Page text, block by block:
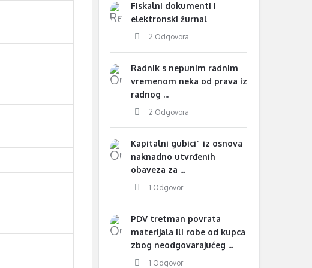
Fiskalni dokumenti i
elektronski žurnal
2 Odgovora
Radnik s nepunim radnim
vremenom neka od prava iz
radnog ...
2 Odgovora
Kapitalni gubici” iz osnova
naknadno utvrđenih
obaveza za ...
1 Odgovor
PDV tretman povrata
materijala ili robe od kupca
zbog neodgovarajućeg ...
1 Odgovor